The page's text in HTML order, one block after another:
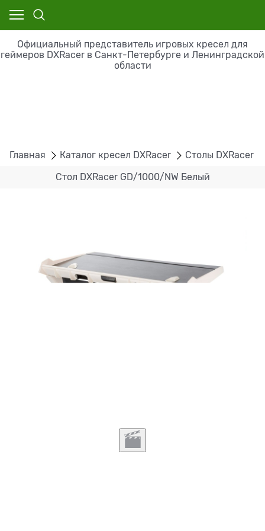
Официальный представитель игровых кресел для
геймеров DXRacer в Санкт-Петербурге и Ленинградской
области
Главная Каталог кресел DXRacer Столы DXRacer
Стол DXRacer GD/1000/NW Белый